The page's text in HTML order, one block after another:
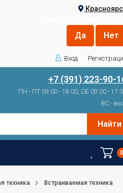
Вход
+7 (391) 223-90-
ПН - ПТ 09:00 - 18:00, СБ 09:00 -
ВС -
Найти
техника
Встраиваемая техника